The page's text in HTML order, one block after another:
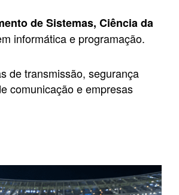
de Sistemas, Ciência da
informática e programação.
de transmissão, segurança
comunicação e empresas